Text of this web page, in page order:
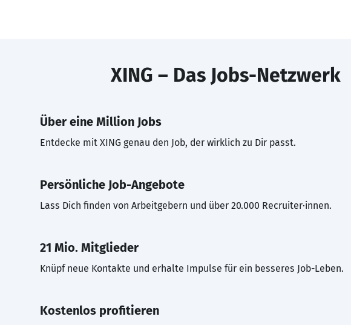
XING – Das Jobs-Netzwerk
Über eine Million Jobs
Entdecke mit XING genau den Job, der wirklich zu Dir passt.
Persönliche Job-Angebote
Lass Dich finden von Arbeitgebern und über 20.000 Recruiter·innen.
21 Mio. Mitglieder
Knüpf neue Kontakte und erhalte Impulse für ein besseres Job-Leben.
Kostenlos profitieren